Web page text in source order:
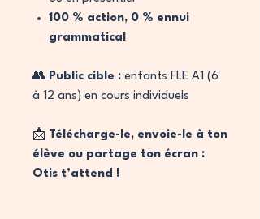
100 % action, 0 % ennui
grammatical
👥 Public cible : enfants FLE A1 (6
à 12 ans) en cours individuels
📩 Télécharge-le, envoie-le à ton
élève ou partage ton écran :
Otis t’attend !